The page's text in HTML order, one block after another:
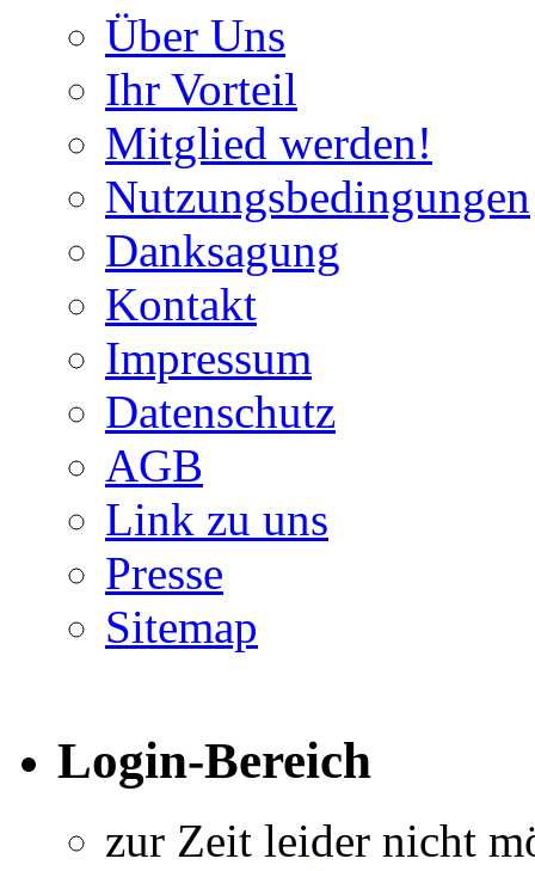
Über Uns
Ihr Vorteil
Mitglied werden!
Nutzungsbedingungen
Danksagung
Kontakt
Impressum
Datenschutz
AGB
Link zu uns
Presse
Sitemap
Login-Bereich
zur Zeit leider nicht